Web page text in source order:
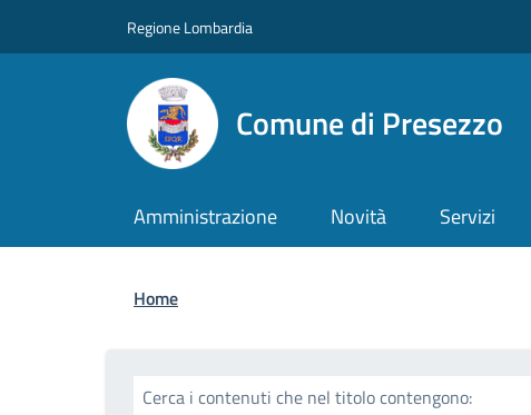
Regione Lombardia
Comune di Presezzo
Amministrazione Novità Servizi
Briciole di pane
Home
Cerca i contenuti che nel titolo contengono: